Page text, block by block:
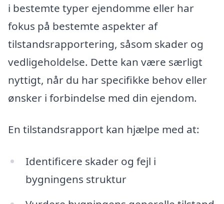
i bestemte typer ejendomme eller har
fokus på bestemte aspekter af
tilstandsrapportering, såsom skader og
vedligeholdelse. Dette kan være særligt
nyttigt, når du har specifikke behov eller
ønsker i forbindelse med din ejendom.
En tilstandsrapport kan hjælpe med at:
Identificere skader og fejl i
bygningens struktur